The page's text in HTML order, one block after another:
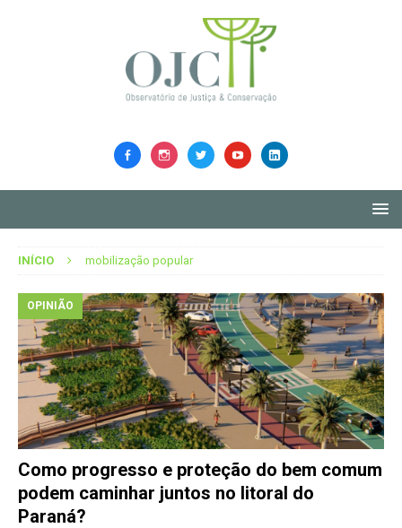
INÍCIO mobilização popular
OPINIÃO
Como progresso e proteção do bem comum
podem caminhar juntos no litoral do
Paraná?